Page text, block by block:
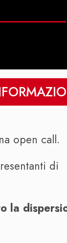
open call.
di
la